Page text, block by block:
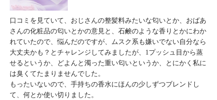
口コミを見ていて、おじさんの整髪料みたいな匂いとか、おばあ
さんの化粧品の匂いとかの意見と、石鹸のような香りとかにわか
れていたので、悩んだのですが、ムスク系も嫌いでない自分なら
大丈夫かも？とチャレンジしてみましたが、1プッシュ目から蒸
せるというか、どよんと濁った重い匂いというか、とにかく私に
は臭くてたまりませんでした。
もったいないので、手持ちの香水にほんの少しずつブレンドし
て、何とか使い切りました。